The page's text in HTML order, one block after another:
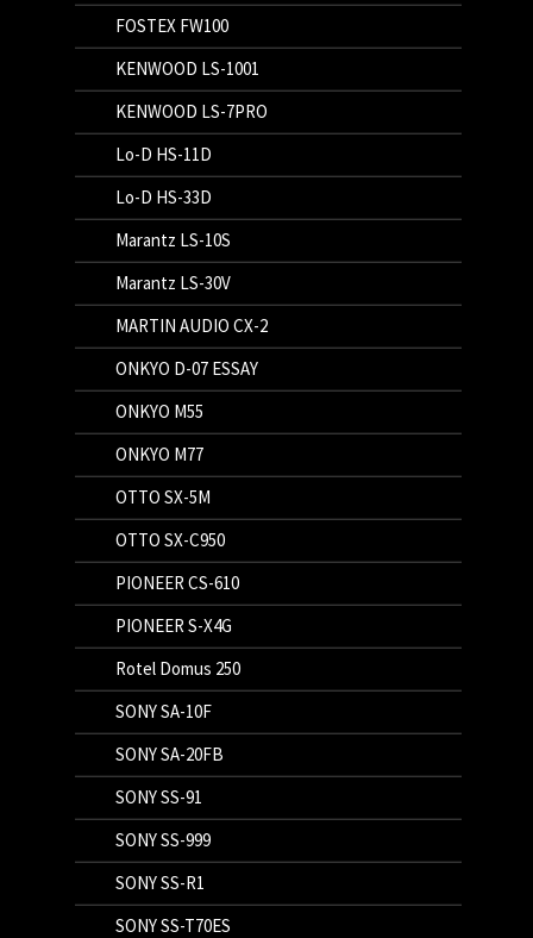
FOSTEX FW100
KENWOOD LS-1001
KENWOOD LS-7PRO
Lo-D HS-11D
Lo-D HS-33D
Marantz LS-10S
Marantz LS-30V
MARTIN AUDIO CX-2
ONKYO D-07 ESSAY
ONKYO M55
ONKYO M77
OTTO SX-5M
OTTO SX-C950
PIONEER CS-610
PIONEER S-X4G
Rotel Domus 250
SONY SA-10F
SONY SA-20FB
SONY SS-91
SONY SS-999
SONY SS-R1
SONY SS-T70ES